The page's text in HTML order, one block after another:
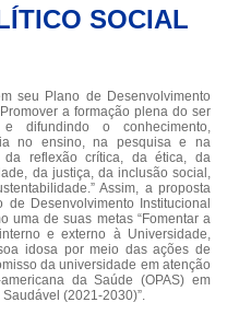
SOCIAL
seu Plano de Desenvolvimento
a formação plena do ser
e difundindo o conhecimento,
no ensino, na pesquisa e na
reflexão crítica, da ética, da
da justiça, da inclusão social,
Assim, a proposta
Desenvolvimento Institucional
uma de suas metas “Fomentar a
e externo à Universidade,
idosa por meio das ações de
da universidade em atenção
da Saúde (OPAS) em
(2021-2030)”.